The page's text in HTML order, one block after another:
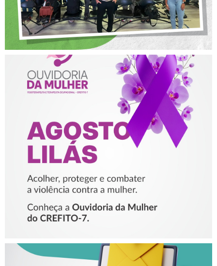
AGOSTO LILÁS – ACOLHER,
PROTEGER E COMBATER A
VIOLÊNCIA CONTRA A
MULHER